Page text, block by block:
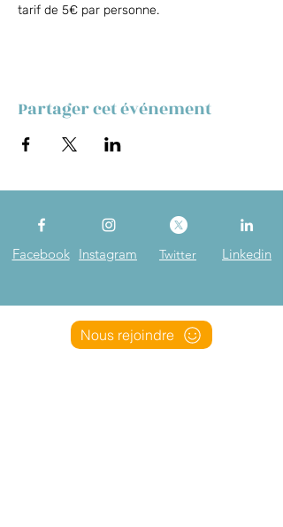
tarif de 5€ par personne.
Partager cet événement
Instagram
Facebook Linkedin
Twitter
Nous rejoindre